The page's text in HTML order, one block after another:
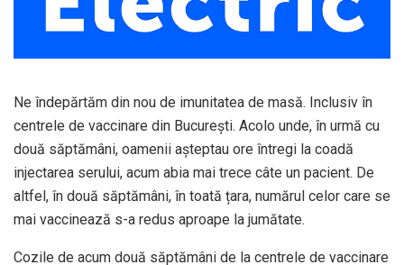
Ne îndepărtăm din nou de imunitatea de masă. Inclusiv în
centrele de vaccinare din Bucureşti. Acolo unde, în urmă cu
două săptămâni, oamenii aşteptau ore întregi la coadă
injectarea serului, acum abia mai trece câte un pacient. De
altfel, în două săptămâni, în toată țara, numărul celor care se
mai vaccinează s-a redus aproape la jumătate.
Cozile de acum două săptămâni de la centrele de vaccinare